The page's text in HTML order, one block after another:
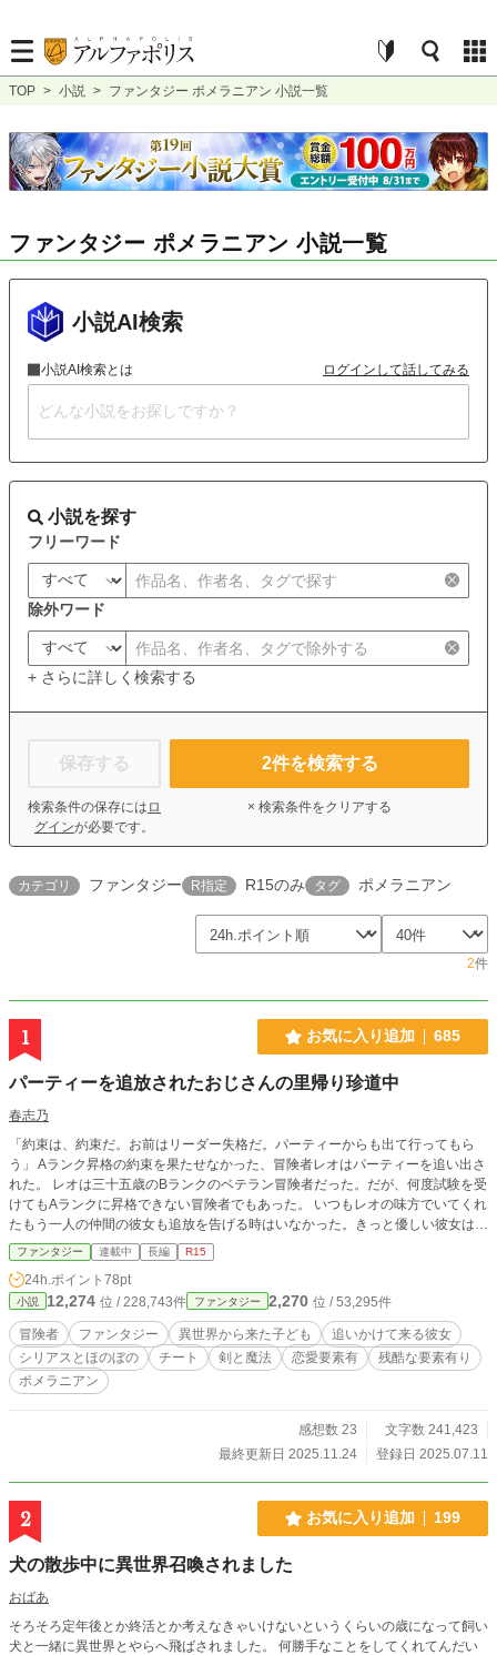
TOP > 小説 > ファンタジー ポメラニアン 小説一覧
ファンタジー ポメラニアン 小説一覧
小説AI検索
小説AI検索とは ログインして話してみる
小説を探す
フリーワード
除外ワード
+ さらに詳しく検索する
保存する
検索条件の保存には ロ
グインが必要です。
2件を検索する
× 検索条件をクリアする
カテゴリ ファンタジー R指定 R15のみ タグ ポメラニアン
2件
1 お気に入り追加 685
パーティーを追放されたおじさんの里帰り珍道中
春志乃
「約束は、約束だ。お前はリーダー失格だ。パーティーからも出て行ってもら
う」 Aランク昇格の約束を果たせなかった、冒険者レオはパーティーを追い出さ
れた。 レオは三十五歳のBランクのベテラン冒険者だった。だが、何度試験を受
けてもAランクに昇格できない冒険者でもあった。 いつもレオの味方でいてくれ
たもう一人の仲間の彼女も追放を告げる時はいなかった。きっと優しい彼女はレ
オの哀れな姿を見たくなかったのだろう。 失意の下、レオは王都を出て何十年
と帰っていなかった故郷へ戻ることを決意する。 だが、国を出る直前でレオ
は、小さな異国風の男の子と見たこともない小さな犬を拾った。 気づいたら森
にいて、狼から逃げていたという男の子は「でんしゃ」「すまほ」「あぷり」な
ど知らない言葉を話すし、小さな犬は毛のわりに中身が小さすぎる。 「面倒く
さいことは、おじさん嫌なんだけどなぁ～」といいながら、レオは男の子と一匹
を連れて国境の町へと向かう。 だがそこでは、不可思議な地鳴りが町を脅かし
ていて――！？ これは、追い出されたおっさんが、愛を知らない男の子と追い
ら、美味しいものを食べ、時々、世界を救いつつ、故郷へ帰る珍道中の物語 ☆
しばらくは毎日１９時更新 ストックが無くなり次第、不定期 ※この物語はフィ
クションです ※流血、暴力、暴言などの表現があります ※いかなる場所への無
断転載も固く禁じます。 ※誤字脱字報告は素早い対応ができないため、負担に
なります。ご遠慮ください。
ファンタジー 連載中 長編 R15
24h.ポイント 78pt
小説 12,274 位 / 228,743件 ファンタジー 2,270 位 / 53,295件
冒険者 ファンタジー 異世界から来た子ども
追いかけて来る彼女
シリアスとほのぼの
チート 剣と魔法 恋愛要素有
残酷な要素有り
ポメラニアン
感想数 23
文字数 241,423
最終更新日 2025.11.24
登録日 2025.07.11
2 お気に入り追加 199
犬の散歩中に異世界召喚されました
おばあ
そろそろ定年後とか終活とか考えなきゃいけないというくらいの歳になって飼い
犬と一緒に異世界とやらへ飛ばされました。 何勝手なことをしてくれてんだい